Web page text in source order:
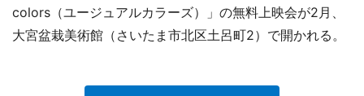
colors（ユージュアルカラーズ）」の無料上映会が2月、
大宮盆栽美術館（さいたま市北区土呂町2）で開かれる。